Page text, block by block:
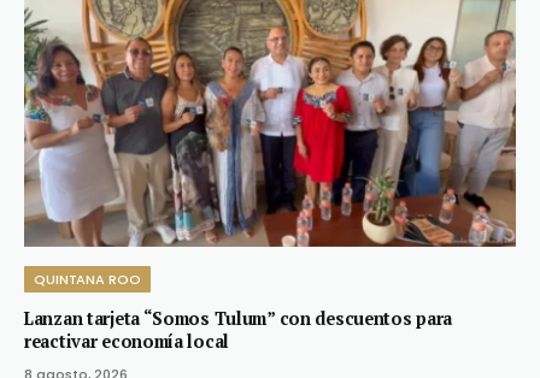
QUINTANA ROO
Lanzan tarjeta “Somos Tulum” con descuentos para
reactivar economía local